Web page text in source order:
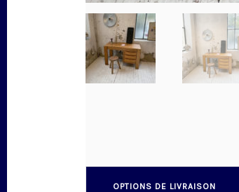
OPTIONS DE LIVRAISON